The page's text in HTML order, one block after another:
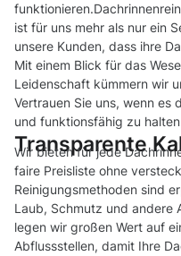
ist für uns mehr als nur ein
unsere Kunden, dass ihre
Mit einem Blick für das
Leidenschaft kümmern wir
Vertrauen Sie uns, wenn es
und funktionsfähig zu
Transparente
Wir bieten für jede
faire Preisliste ohne
Reinigungsmethoden sind
Laub, Schmutz und andere
legen wir großen Wert auf
Abflussstellen, damit Ihre